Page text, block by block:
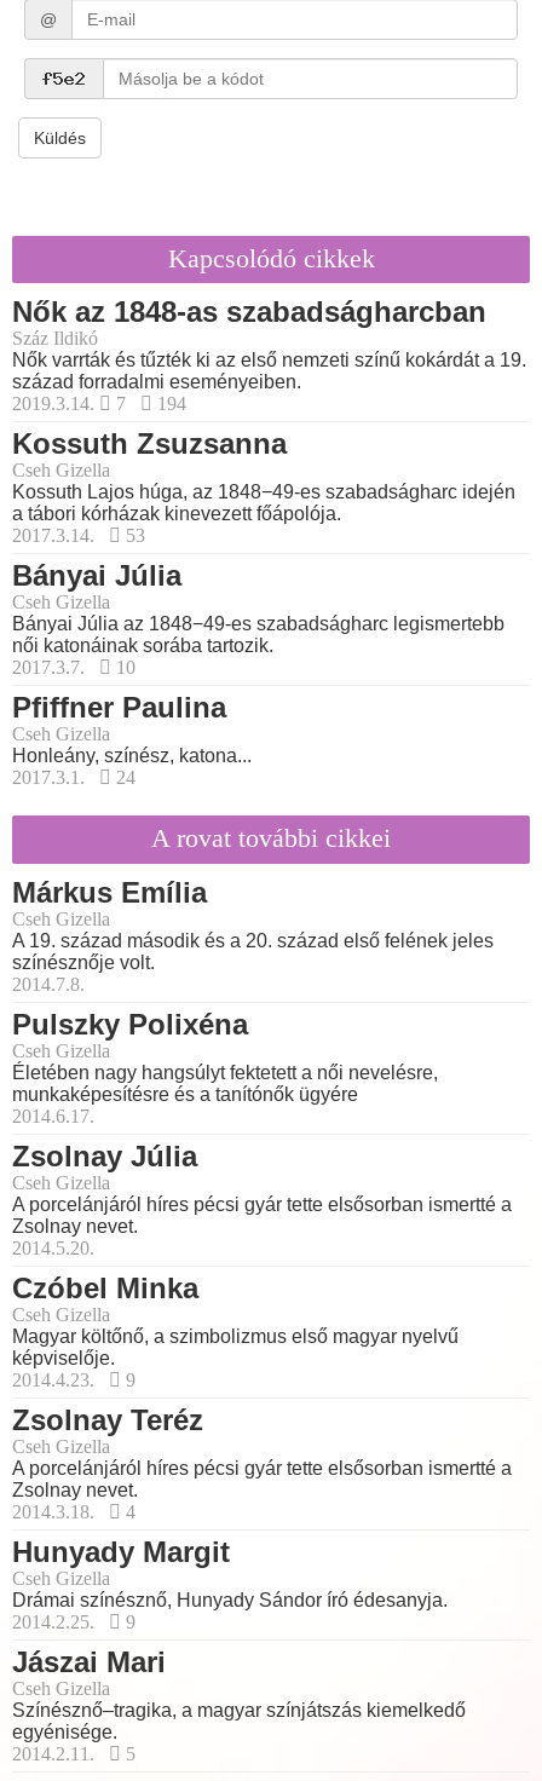
@
Küldés
Kapcsolódó cikkek
Nők az 1848-as szabadságharcban
Száz Ildikó
Nők varrták és tűzték ki az első nemzeti színű kokárdát a 19.
század forradalmi eseményeiben.
2019.3.14.
7 194
Kossuth Zsuzsanna
Cseh Gizella
Kossuth Lajos húga, az 1848−49-es szabadságharc idején
a tábori kórházak kinevezett főápolója.
2017.3.14.
53
Bányai Júlia
Cseh Gizella
Bányai Júlia az 1848−49-es szabadságharc legismertebb
női katonáinak sorába tartozik.
2017.3.7.
10
Pfiffner Paulina
Cseh Gizella
Honleány, színész, katona...
2017.3.1.
24
A rovat további cikkei
Márkus Emília
Cseh Gizella
A 19. század második és a 20. század első felének jeles
színésznője volt.
2014.7.8.
Pulszky Polixéna
Cseh Gizella
Életében nagy hangsúlyt fektetett a női nevelésre,
munkaképesítésre és a tanítónők ügyére
2014.6.17.
Zsolnay Júlia
Cseh Gizella
A porcelánjáról híres pécsi gyár tette elsősorban ismertté a
Zsolnay nevet.
2014.5.20.
Czóbel Minka
Cseh Gizella
Magyar költőnő, a szimbolizmus első magyar nyelvű
képviselője.
2014.4.23.
9
Zsolnay Teréz
Cseh Gizella
A porcelánjáról híres pécsi gyár tette elsősorban ismertté a
Zsolnay nevet.
2014.3.18.
4
Hunyady Margit
Cseh Gizella
Drámai színésznő, Hunyady Sándor író édesanyja.
2014.2.25.
9
Jászai Mari
Cseh Gizella
Színésznő–tragika, a magyar színjátszás kiemelkedő
egyénisége.
2014.2.11.
5